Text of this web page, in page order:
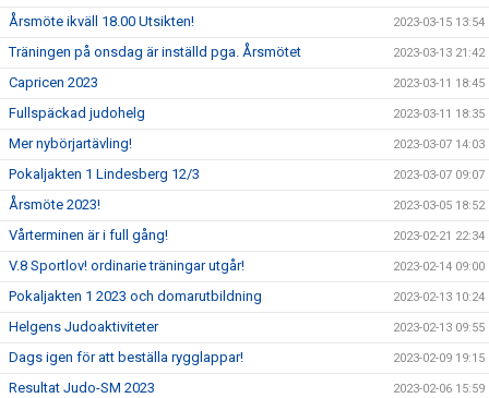
Årsmöte ikväll 18.00 Utsikten! 2023-03-15 13:54
Träningen på onsdag är inställd pga. Årsmötet 2023-03-13 21:42
Capricen 2023 2023-03-11 18:45
Fullspäckad judohelg 2023-03-11 18:35
Mer nybörjartävling! 2023-03-07 14:03
Pokaljakten 1 Lindesberg 12/3 2023-03-07 09:07
Årsmöte 2023! 2023-03-05 18:52
Vårterminen är i full gång! 2023-02-21 22:34
V.8 Sportlov! ordinarie träningar utgår! 2023-02-14 09:00
Pokaljakten 1 2023 och domarutbildning 2023-02-13 10:24
Helgens Judoaktiviteter 2023-02-13 09:55
Dags igen för att beställa rygglappar! 2023-02-09 19:15
Resultat Judo-SM 2023 2023-02-06 15:59